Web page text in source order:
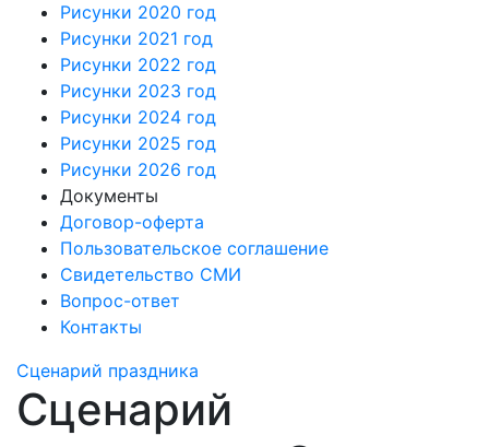
Рисунки 2020 год
Рисунки 2021 год
Рисунки 2022 год
Рисунки 2023 год
Рисунки 2024 год
Рисунки 2025 год
Рисунки 2026 год
Документы
Договор-оферта
Пользовательское соглашение
Свидетельство СМИ
Вопрос-ответ
Контакты
Сценарий праздника
Сценарий